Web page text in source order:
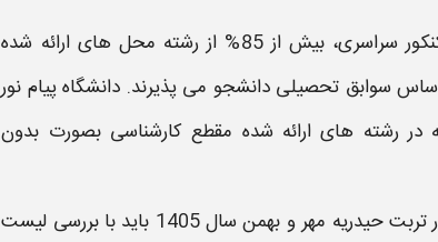
با اجرایی شدن قوانین تصویب شده در راستای حذف کنکور سراسری، بیش از 85% از رشته محل های ارائه شده
اساس سوابق تحصیلی دانشجو می پذیرند. دانشگاه پیام نور
دررشته هایارائه شده مقطع کارشناسیبصورت بدون
تربت حیدریه مهر و بهمن سال1405 باید با بررسی لیست